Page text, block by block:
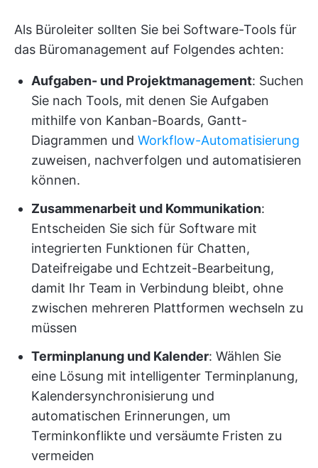
Als Büroleiter sollten Sie bei Software-Tools für
das Büromanagement auf Folgendes achten:
Aufgaben- und Projektmanagement: Suchen
Sie nach Tools, mit denen Sie Aufgaben
mithilfe von Kanban-Boards, Gantt-
Diagrammen und Workflow-Automatisierung
zuweisen, nachverfolgen und automatisieren
können.
Zusammenarbeit und Kommunikation:
Entscheiden Sie sich für Software mit
integrierten Funktionen für Chatten,
Dateifreigabe und Echtzeit-Bearbeitung,
damit Ihr Team in Verbindung bleibt, ohne
zwischen mehreren Plattformen wechseln zu
müssen
Terminplanung und Kalender: Wählen Sie
eine Lösung mit intelligenter Terminplanung,
Kalendersynchronisierung und
automatischen Erinnerungen, um
Terminkonflikte und versäumte Fristen zu
vermeiden